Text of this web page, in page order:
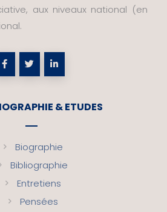
aux niveaux national (en
& ETUDES
Biographie
Bibliographie
Entretiens
Pensées